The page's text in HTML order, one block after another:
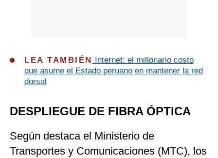
LEA TAMBIÉN
Internet: el millonario costo
que asume el Estado peruano en mantener la red
dorsal
DESPLIEGUE DE FIBRA ÓPTICA
Según destaca el Ministerio de
Transportes y Comunicaciones (MTC), los